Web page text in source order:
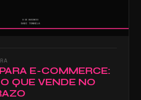
E-COMMERCE:
QUE VENDE NO